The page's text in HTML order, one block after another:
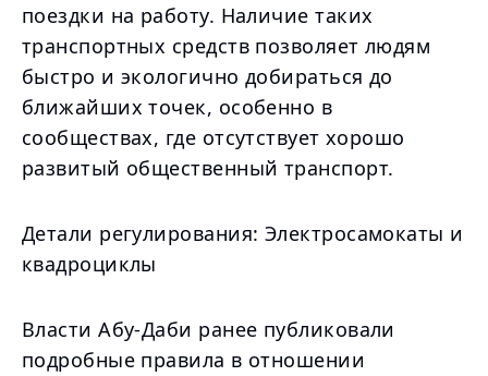
поездки на работу. Наличие таких
транспортных средств позволяет людям
быстро и экологично добираться до
ближайших точек, особенно в
сообществах, где отсутствует хорошо
развитый общественный транспорт.
Детали регулирования: Электросамокаты и
квадроциклы
Власти Абу-Даби ранее публиковали
подробные правила в отношении